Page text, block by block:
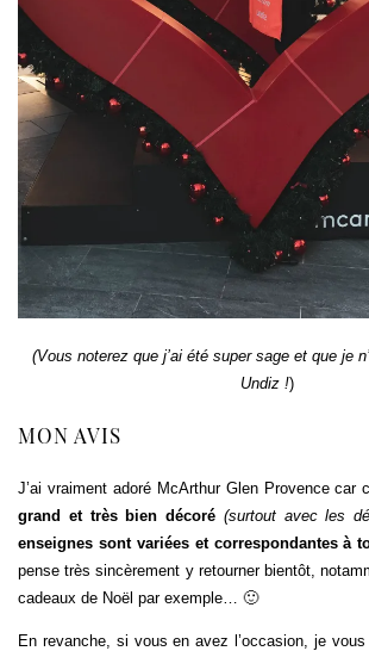
(Vous noterez que j’ai été super sage et que je
Undiz !)
MON AVIS
J’ai vraiment adoré McArthur Glen Provence car
grand et très bien décoré (surtout avec les
enseignes sont variées et correspondantes à
pense très sincèrement y retourner bientôt,
cadeaux de Noël par exemple… 🙂
En revanche, si vous en avez l’occasion, je vous